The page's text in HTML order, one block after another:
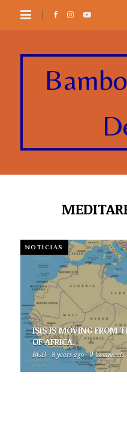
NOTICIAS
ISIS IS MOVING FROM
OF AFRICA.
BGD · 8 years ago · 0 Comments